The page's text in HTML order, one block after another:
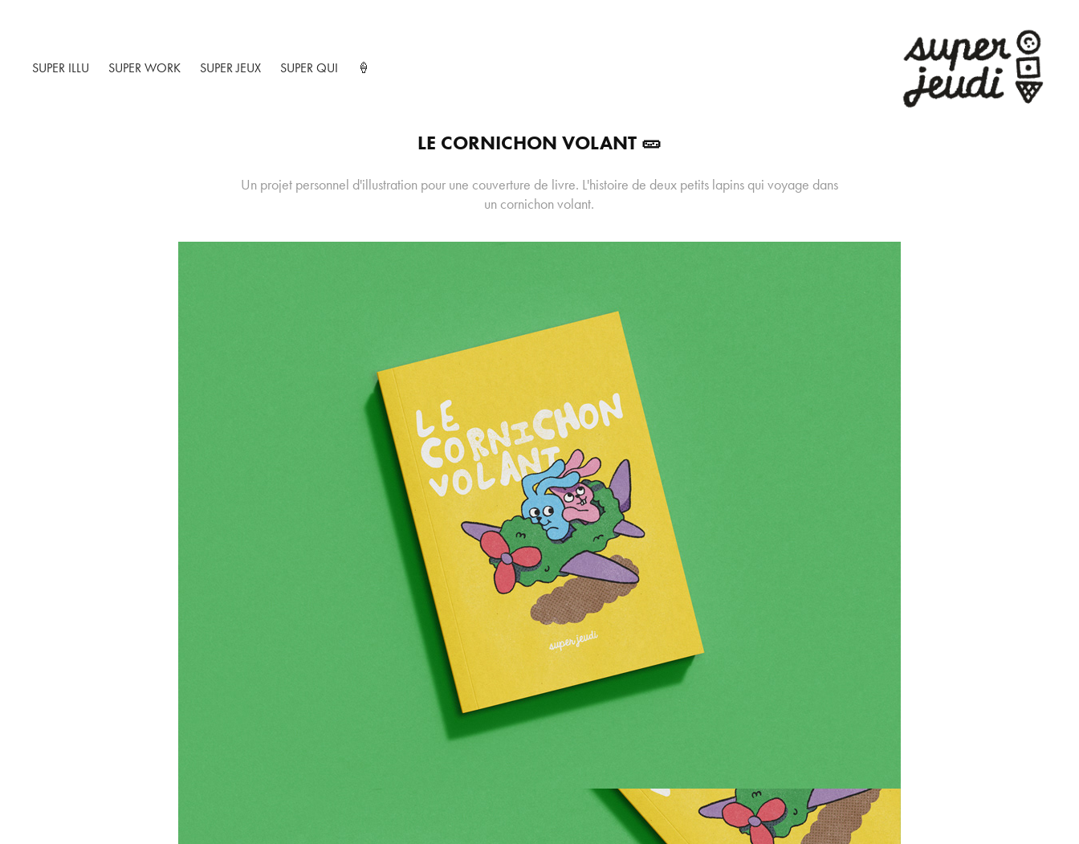
SUPER ILLU SUPER WORK SUPER JEUX SUPER QUI 🍦
LE CORNICHON VOLANT 🥒
Un projet personnel d'illustration pour une couverture de livre. L'histoire de deux petits lapins qui voyage dans
un cornichon volant.